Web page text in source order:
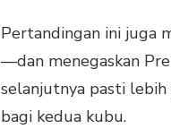
Pertandingan ini juga
—dan menegaskan
selanjutnya pasti lebih
bagi kedua kubu.